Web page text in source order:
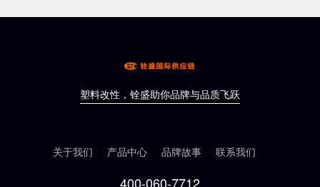
塑料改性，铨盛助你品牌与品质飞跃
关于我们 产品中心 品牌故事 联系我们
400-060-7712